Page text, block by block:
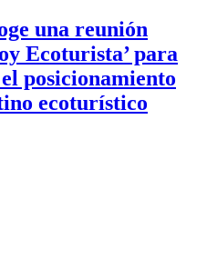
una reunión
Ecoturista’ para
posicionamiento
ecoturístico